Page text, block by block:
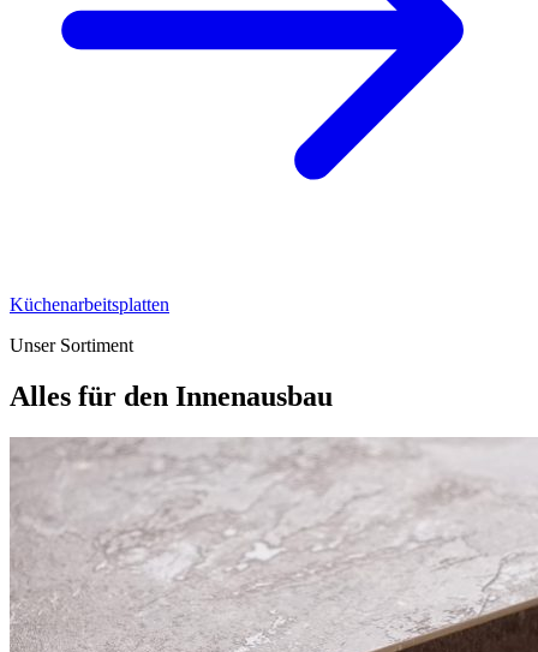
Küchenarbeitsplatten
Unser Sortiment
Alles für den Innenausbau